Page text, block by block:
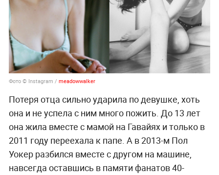
Фото © Instagram / meadowwalker
Потеря отца сильно ударила по девушке, хоть
она и не успела с ним много пожить. До 13 лет
она жила вместе с мамой на Гавайях и только в
2011 году переехала к папе. А в 2013-м Пол
Уокер разбился вместе с другом на машине,
навсегда оставшись в памяти фанатов 40-